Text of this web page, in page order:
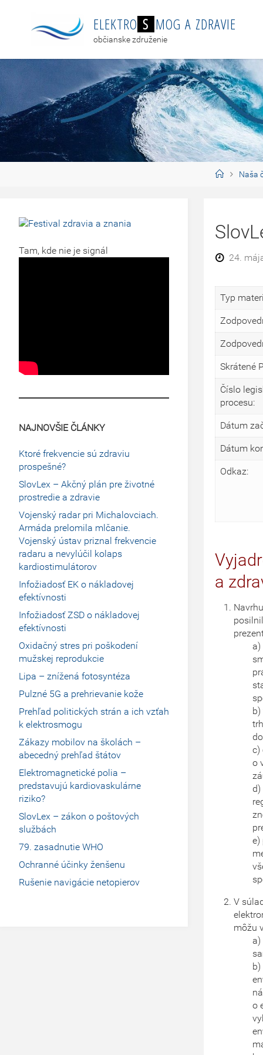
ELEKTRO S MOG A ZDRAVIE
občianske združenie
Naša
24.
Typ
Skrátené
Číslo
procesu:
Dátum
Dátum
Odkaz:
a
a)
c)
o
e)
V
môžu
a)
o
Tam, kde nie je signál
NAJNOVŠIE ČLÁNKY
Ktoré frekvencie sú zdraviu
prospešné?
SlovLex – Akčný plán pre životné
prostredie a zdravie
Vojenský radar pri Michalovciach.
Armáda prelomila mlčanie.
Vojenský ústav priznal frekvencie
radaru a nevylúčil kolaps
kardiostimulátorov
Infožiadosť EK o nákladovej
efektívnosti
Infožiadosť ZSD o nákladovej
efektívnosti
Oxidačný stres pri poškodení
mužskej reprodukcie
Lipa – znížená fotosyntéza
Pulzné 5G a prehrievanie kože
Prehľad politických strán a ich vzťah
k elektrosmogu
Zákazy mobilov na školách –
abecedný prehľad štátov
Elektromagnetické polia –
predstavujú kardiovaskulárne
riziko?
SlovLex – zákon o poštových
službách
79. zasadnutie WHO
Ochranné účinky ženšenu
Rušenie navigácie netopierov